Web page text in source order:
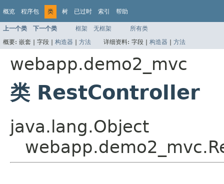
概览 程序包 类 树 已过时 索引 帮助
上一个类 下一个类 框架 无框架
所有类
概要: 嵌套 | 字段 | 构造器 | 方法 详细资料: 字段 | 构造器 | 方法
webapp.demo2_mvc
类 RestController
java.lang.Object